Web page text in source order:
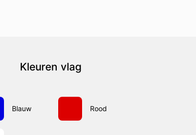
Kleuren vlag
Blauw Rood